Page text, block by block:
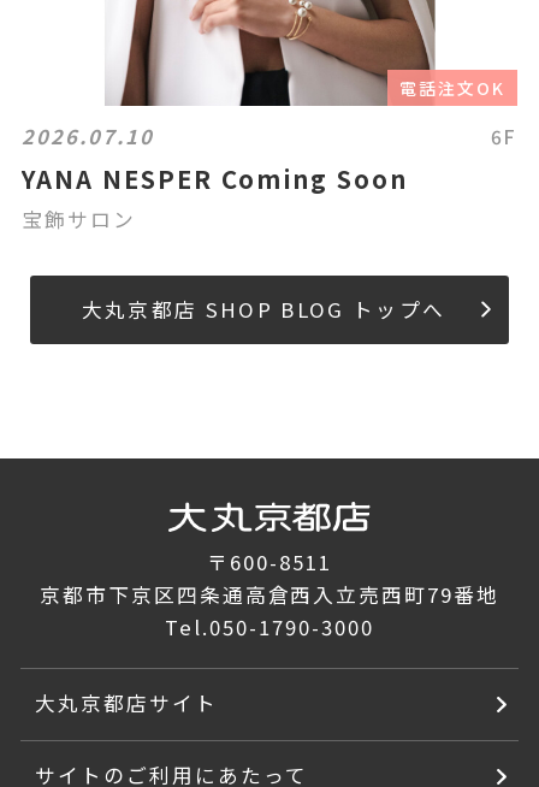
電話注文OK
2026.07.10 6F
YANA NESPER Coming Soon
宝飾サロン
大丸京都店 SHOP BLOG トップへ
〒600-8511
京都市下京区四条通高倉西入立売西町79番地
Tel.050-1790-3000
大丸京都店サイト
サイトのご利用にあたって